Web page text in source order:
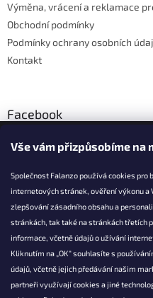
Vše vám přizpůsobíme na
Společnost Falanzo používá cookies pro
internetových stránek, ověření výkonu
zlepšování zásadního obsahu a
stránkách, tak také na stránkách třetích
informace, včetně údajů o užívání
Kliknutím na „OK“ souhlasíte s
údajů, včetně jejich předávání našim
partneři využívají cookies a jiné
Výměna, vrácení a reklamace
Obchodní podmínky
Podmínky ochrany osobních
Kontakt
Facebook
KONTAKT
info@falanzo.cz
Falanzo.cz
FalanzoCZ